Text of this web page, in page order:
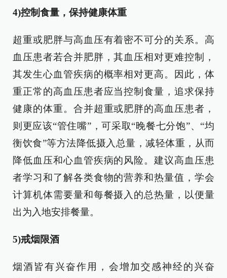
4)控制食量，保持健康体重
超重或肥胖与高血压有着密不可分的关系。高
血压患者若合并肥胖，其血压相对更难控制，
其发生心血管疾病的概率相对更高。因此，体
重正常的高血压患者应当控制食量，追求保持
健康的体重。合并超重或肥胖的高血压患者，
则更应该“管住嘴”，可采取“晚餐七分饱”、“均
衡饮食”等方法降低摄入总量，减轻体重，从而
降低血压和心血管疾病的风险。建议高血压患
者学习和了解各类食物的营养和热量值，学会
计算机体需要量和每餐摄入的总热量，以便量
出为入地安排餐量。
5)戒烟限酒
烟酒皆有兴奋作用，会增加交感神经的兴奋